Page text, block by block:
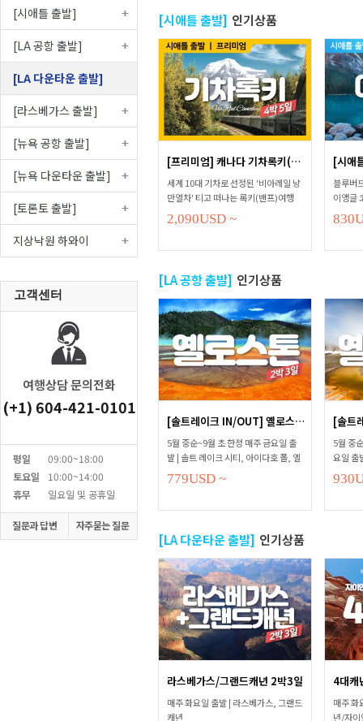
[시애틀 출발]
[LA 공항 출발]
[LA 다운타운 출발]
[라스베가스 출발]
[뉴욕 공항 출발]
[뉴욕 다운타운 출발]
[토론토 출발]
지상낙원 하와이
고객센터
여행상담 문의전화
(+1) 604-421-0101
평일
09:00~18:00
토요일
10:00~14:00
휴무
일요일 및 공휴일
질문과 답변 자주묻는 질문
[시애틀 출발] 인기상품
[프리미엄] 캐나다 기차록키(밴프)...
세계 10대 기차로 선정된 '비아레일 낭
만열차' 티고 떠나는 록키(밴프)여행
2,090USD ~
블루버
이앵글
830
[LA 공항 출발] 인기상품
[솔트레이크 IN/OUT] 옐로스톤 2...
5월 중순~9월 초 한정 매주 금요일 출
발 | 솔트 레이크 시티, 아이다호 폴, 옐
로스톤, 그랜드티톤, 라바 핫 스프링스
779USD ~
5월 중
요일 출
호 폴,
스프링
930
[LA 다운타운 출발] 인기상품
라스베가스/그랜드캐년 2박3일
매주 화요일 출발 | 라스베가스, 그랜드
캐년
4대캐
매주 화
년/자